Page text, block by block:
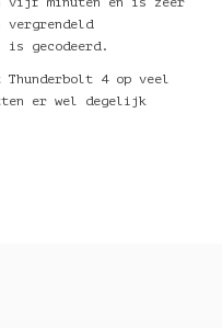
gecodeerd.
Thunderbolt 4 op veel
er wel degelijk